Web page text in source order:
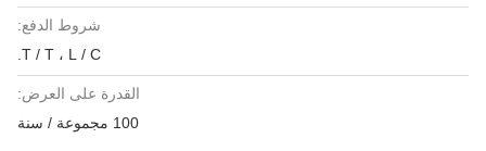
شروط الدفع:
T / T ، L / C.
القدرة على العرض:
100 مجموعة / سنة